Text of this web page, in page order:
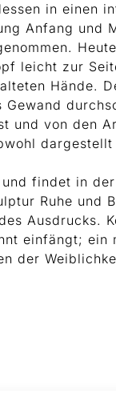
in einen
Anfang
leicht zur
Hände.
und von den
findet in
Ruhe
einfängt;
der